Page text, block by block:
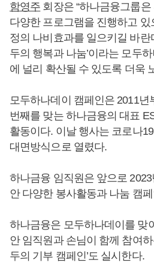
함영주 회장은 “하나금융그룹
다양한 프로그램을 진행하고
정의 나비효과를 일으키길 바란
두의 행복과 나눔’이라는 모두
에 널리 확산될 수 있도록 더욱
모두하나데이 캠페인은 2011년
번째를 맞는 하나금융의 대표
활동이다. 이날 행사는 코로나
대면방식으로 열렸다.
하나금융 임직원은 앞으로
안 다양한 봉사활동과 나눔 캠
하나금융은 모두하나데이를 맞
안 임직원과 손님이 함께 참여
두의 기부 캠페인’도 실시한다.